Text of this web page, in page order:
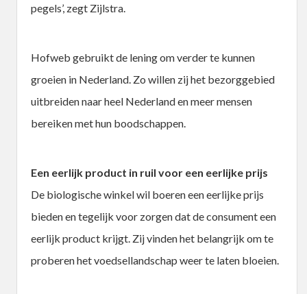
pegels’, zegt Zijlstra.
Hofweb gebruikt de lening om verder te kunnen
groeien in Nederland. Zo willen zij het bezorggebied
uitbreiden naar heel Nederland en meer mensen
bereiken met hun boodschappen.
Een eerlijk product in ruil voor een eerlijke prijs
De biologische winkel wil boeren een eerlijke prijs
bieden en tegelijk voor zorgen dat de consument een
eerlijk product krijgt. Zij vinden het belangrijk om te
proberen het voedsellandschap weer te laten bloeien.